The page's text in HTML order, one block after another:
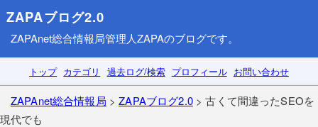
ZAPAブログ2.0
ZAPAnet総合情報局管理人ZAPAのブログです。
トップ カテゴリ 過去ログ/検索 プロフィール お問い合わせ
ZAPAnet総合情報局 >ZAPAブログ2.0> 古くて間違ったSEOを
現代でも